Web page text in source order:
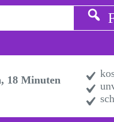
18 Minuten